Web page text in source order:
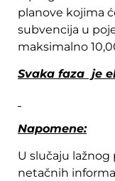
planove kojima
subvencija u
maksimalno
Svaka faza je
Napomene:
U slučaju lažnog
netačnih